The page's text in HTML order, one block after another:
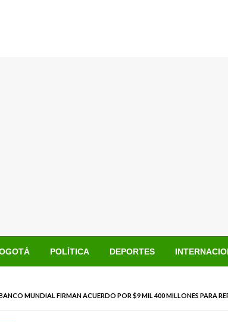
POLÍTICA DEPORTES
MUNDIAL FIRMAN ACUERDO POR $9 MIL 400 MILLONES PARA